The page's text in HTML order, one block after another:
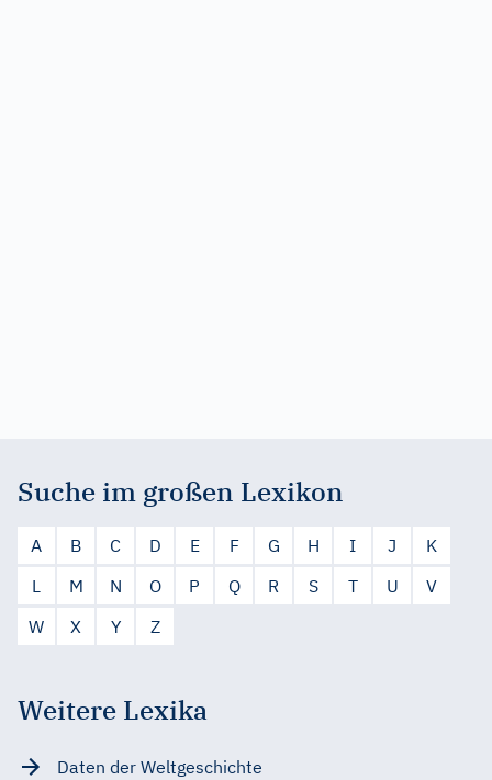
Suche im großen Lexikon
A B C D E F G H I J
K
L
M N O P Q R S T U
V
W
X Y Z
Weitere Lexika
Daten der Weltgeschichte